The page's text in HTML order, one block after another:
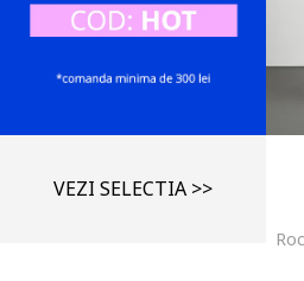
VEZI SELECTIA >>